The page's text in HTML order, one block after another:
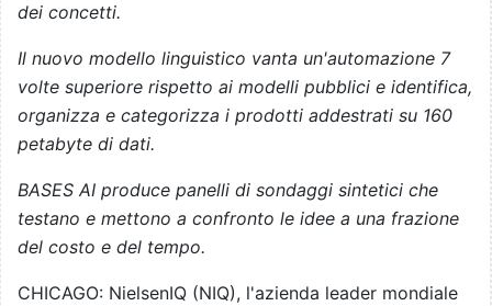
dei concetti.
Il nuovo modello linguistico vanta un'automazione 7
volte superiore rispetto ai modelli pubblici e identifica,
organizza e categorizza i prodotti addestrati su 160
petabyte di dati.
BASES AI produce panelli di sondaggi sintetici che
testano e mettono a confronto le idee a una frazione
del costo e del tempo.
CHICAGO: NielsenIQ (NIQ), l'azienda leader mondiale